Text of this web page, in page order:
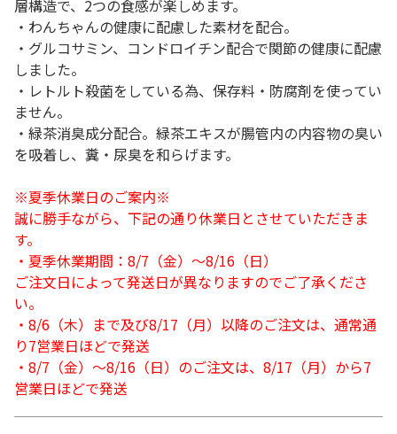
層構造で、2つの食感が楽しめます。
・わんちゃんの健康に配慮した素材を配合。
・グルコサミン、コンドロイチン配合で関節の健康に配慮
しました。
・レトルト殺菌をしている為、保存料・防腐剤を使ってい
ません。
・緑茶消臭成分配合。緑茶エキスが腸管内の内容物の臭い
を吸着し、糞・尿臭を和らげます。
※夏季休業日のご案内※
誠に勝手ながら、下記の通り休業日とさせていただきま
す。
・夏季休業期間：8/7（金）～8/16（日）
ご注文日によって発送日が異なりますのでご了承くださ
い。
・8/6（木）まで及び8/17（月）以降のご注文は、通常通
り7営業日ほどで発送
・8/7（金）～8/16（日）のご注文は、8/17（月）から7
営業日ほどで発送